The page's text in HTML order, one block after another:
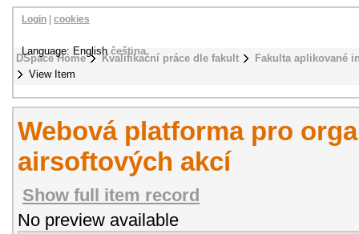
DSpace Home Kvalifikační práce dle fakult
Fakulta aplikované
View Item
Login cookies
Language: Englishčeština
Webová platforma pro
airsoftových akcí
Show full item record
No preview available